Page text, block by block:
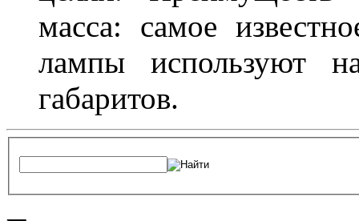
масса: самое
лампы используют
габаритов.